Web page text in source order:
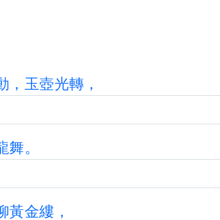
， 玉壺光轉 ，
舞。
黃金縷 ，